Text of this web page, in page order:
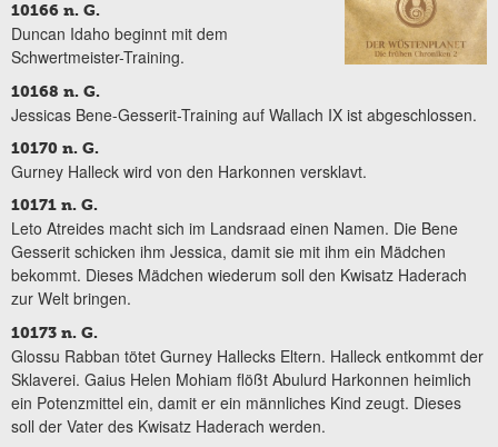
10166 n. G.
Duncan Idaho beginnt mit dem
Schwertmeister-Training.
10168 n. G.
Jessicas Bene-Gesserit-Training auf Wallach IX ist abgeschlossen.
10170 n. G.
Gurney Halleck wird von den Harkonnen versklavt.
10171 n. G.
Leto Atreides macht sich im Landsraad einen Namen. Die Bene
Gesserit schicken ihm Jessica, damit sie mit ihm ein Mädchen
bekommt. Dieses Mädchen wiederum soll den Kwisatz Haderach
zur Welt bringen.
10173 n. G.
Glossu Rabban tötet Gurney Hallecks Eltern. Halleck entkommt der
Sklaverei. Gaius Helen Mohiam flößt Abulurd Harkonnen heimlich
ein Potenzmittel ein, damit er ein männliches Kind zeugt. Dieses
soll der Vater des Kwisatz Haderach werden.